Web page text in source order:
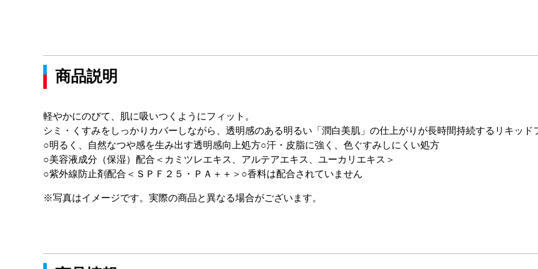
商品説明
軽やかにのびて、肌に吸いつくようにフィット。
シミ・くすみをしっかりカバーしながら、透明感のある明るい「潤白美肌」の仕上がりが長時間持続するリキッド
○明るく、自然なつや感を生み出す透明感向上処方○汗・皮脂に強く、色ぐすみしにくい処方
○美容液成分（保湿）配合＜カミツレエキス、アルテアエキス、ユーカリエキス＞
○紫外線防止剤配合＜ＳＰＦ２５・ＰＡ＋＋＞○香料は配合されていません
※写真はイメージです。実際の商品と異なる場合がございます。